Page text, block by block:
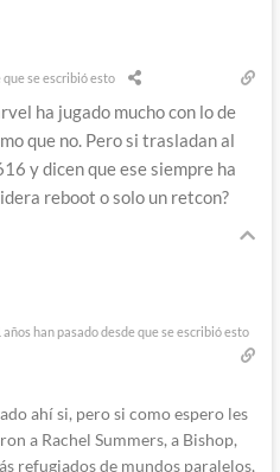
que se escribió esto
ha jugado mucho con lo de
que no. Pero si trasladan al
y dicen que ese siempre ha
reboot o solo un retcon?
años han pasado desde que se escribió esto
ahí si, pero si como espero les
a Rachel Summers, a Bishop,
refugiados de mundos paralelos,